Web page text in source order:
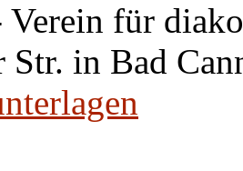
Verein für
in Bad